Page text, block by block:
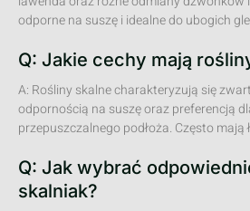
odporne na suszę i idealne do ubogich
Q: Jakie cechy mają
A: Rośliny skalne charakteryzują się
odpornością na suszę oraz preferencją
przepuszczalnego podłoża. Często mają
Q: Jak wybrać
skalniak?